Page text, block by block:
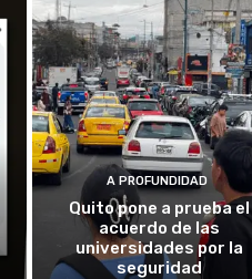
A PROFUNDIDAD
Quito pone a prueba el
acuerdo de las
universidades por la
seguridad